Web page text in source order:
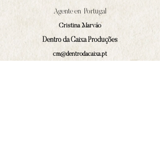
Agente en Portugal
Cristina Marväo
Dentro da Caixa Produções
cm@dentrodacaixa.pt